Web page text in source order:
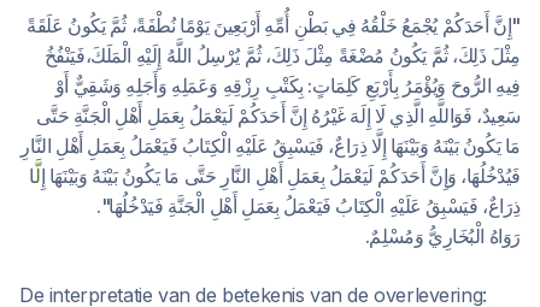
"إِنَّ أَحَدَكُمْ يُجْمَعُ خَلْقُهُ فِي بَطْنِ أُمِّهِ أَرْبَعِينَ يَوْمًا نُطْفَةً، ثُمَّ يَكُونُ عَلَقَةً
مِثْلَ ذَلِكَ، ثُمَّ يَكُونُ مُضْغَةً مِثْلَ ذَلِكَ، ثُمَّ يُرْسِلُ اللَّهُ إِلَيْهِ الْمَلَكَ،فَيَنْفُخُ
فِيهِ الرُّوحَ وَيُؤْمَرُ بِأَرْبَعِ كَلِمَاتٍ: بِكَتْبِ رِزْقِهِ وَعَمَلِهِ وَأَجَلِهِ وَشَقِيٌّ أَوْ
سَعِيدٌ، فَوَاللَّهِ الَّذِي لَا إِلَهَ غَيْرُهُ إِنَّ أَحَدَكُمْ لَيَعْمَلُ بِعَمَلِ أَهْلِ الْجَنَّةِ حَتَّى
مَا يَكُونُ بَيْنَهُ وَبَيْنَهَا إِلَّا ذِرَاعٌ، فَيَسْبِقُ عَلَيْهِ الْكِتَابُ فَيَعْمَلُ بِعَمَلِ أَهْلِ النَّارِ
فَيُدْخُلُهَا، وَإِنَّ أَحَدَكُمْ لَيَعْمَلُ بِعَمَلِ أَهْلِ النَّارِ حَتَّى مَا يَكُونُ بَيْنَهُ وَبَيْنَهَا إِلَّا
ذِرَاعٌ، فَيَسْبِقُ عَلَيْهِ الْكِتَابُ فَيَعْمَلُ بِعَمَلِ أَهْلِ الْجَنَّةِ فَيَدْخُلُهَا".
رَوَاهُ الْبُخَارِيُّ وَمُسْلِمٌ.
De interpretatie van de betekenis van de overlevering: